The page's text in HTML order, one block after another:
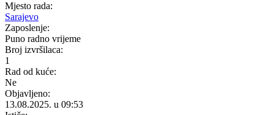
Mjesto rada:
Sarajevo
Zaposlenje:
Puno radno vrijeme
Broj izvršilaca:
1
Rad od kuće:
Ne
Objavljeno:
13.08.2025. u 09:53